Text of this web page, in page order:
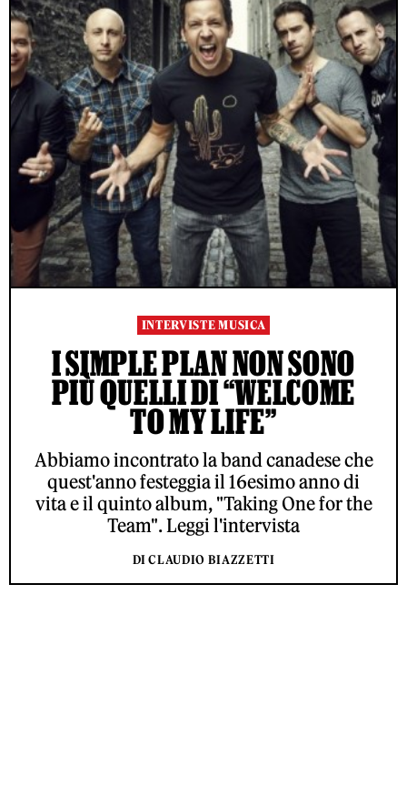
INTERVISTE MUSICA
I SIMPLE PLAN NON SONO
PIÙ QUELLI DI “WELCOME
TO MY LIFE”
Abbiamo incontrato la band canadese che
quest'anno festeggia il 16esimo anno di
vita e il quinto album, "Taking One for the
Team". Leggi l'intervista
DI CLAUDIO BIAZZETTI